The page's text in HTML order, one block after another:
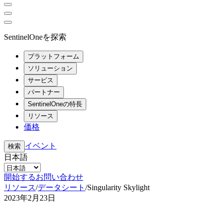
SentinelOneを探索
プラットフォーム
ソリューション
サービス
パートナー
SentinelOneの特長
リソース
価格
検索 イベント
日本語
開始するお問い合わせ
リソース/データシート /Singularity Skylight
2023年2月23日